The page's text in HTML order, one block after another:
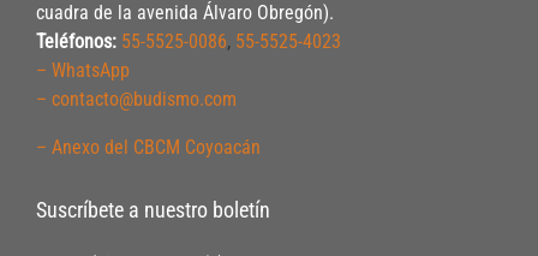
cuadra de la avenida Álvaro Obregón).
Teléfonos: 55-5525-0086, 55-5525-4023
– WhatsApp
– contacto@budismo.com
– Anexo del CBCM Coyoacán
Suscríbete a nuestro boletín